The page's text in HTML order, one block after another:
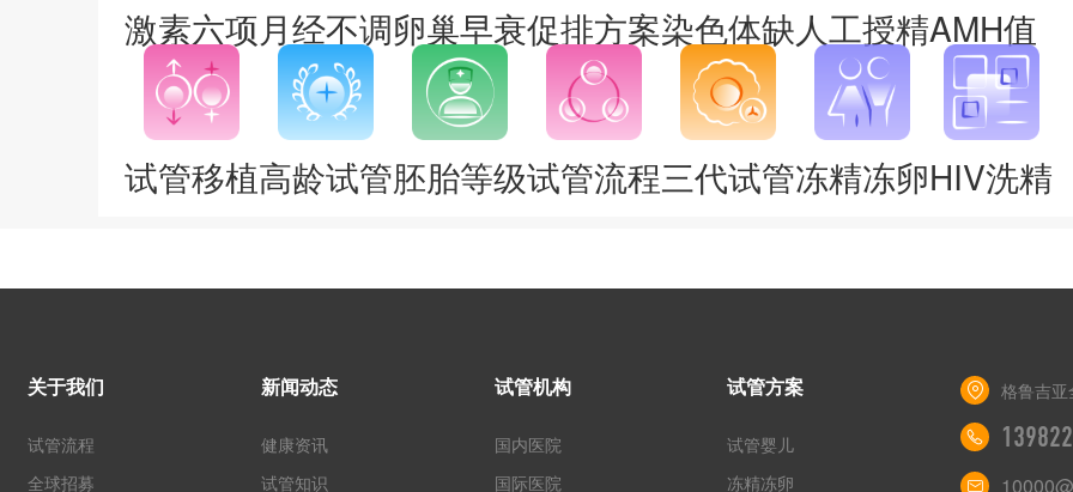
激素六项月经不调卵巢早衰促排方案染色体缺人工授精AMH值
试管移植高龄试管胚胎等级试管流程三代试管冻精冻卵HIV洗精
关于我们
试管流程
全球招募
新闻动态
健康资讯
试管知识
试管机构
国内医院
国际医院
试管方案
试管婴儿
冻精冻卵
格鲁吉亚